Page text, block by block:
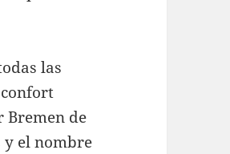
las
Bremen de
y el nombre